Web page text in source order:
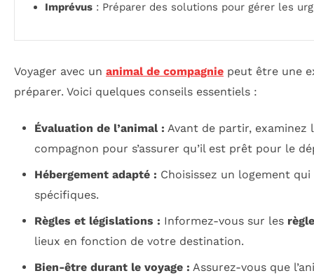
Imprévus : Préparer des solutions pour gérer les
Voyager avec un animal de compagnie peut être une
préparer. Voici quelques conseils essentiels :
Évaluation de l’animal : Avant de partir, examinez
compagnon pour s’assurer qu’il est prêt pour le
Hébergement adapté : Choisissez un logement
spécifiques.
Règles et législations : Informez-vous sur les
lieux en fonction de votre destination.
Bien-être durant le voyage : Assurez-vous que